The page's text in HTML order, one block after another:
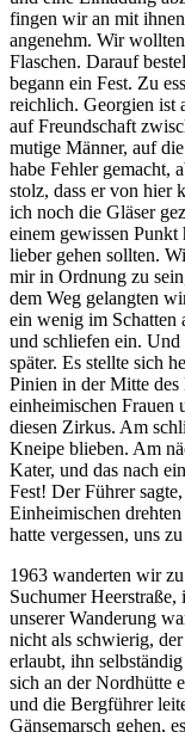
fingen wir an mit
angenehm. Wir
Flaschen. Darauf
begann ein Fest. Zu
reichlich. Georgien ist
auf Freundschaft
mutige Männer, auf
habe Fehler gemacht,
stolz, dass er von hier
ich noch die Gläser
einem gewissen Punkt
lieber gehen sollten.
mir in Ordnung zu
dem Weg gelangten
ein wenig im Schatten
und schliefen ein. Und
später. Es stellte sich
Pinien in der Mitte
einheimischen Frauen
diesen Zirkus. Am
Kneipe blieben. Am
Kater, und das nach
Fest! Der Führer
Einheimischen
hatte vergessen, uns
1963 wanderten wir
Suchumer
unserer Wanderung
nicht als schwierig,
erlaubt, ihn
sich an der Nordhütte
und die Bergführer
Gänsemarsch gehen,